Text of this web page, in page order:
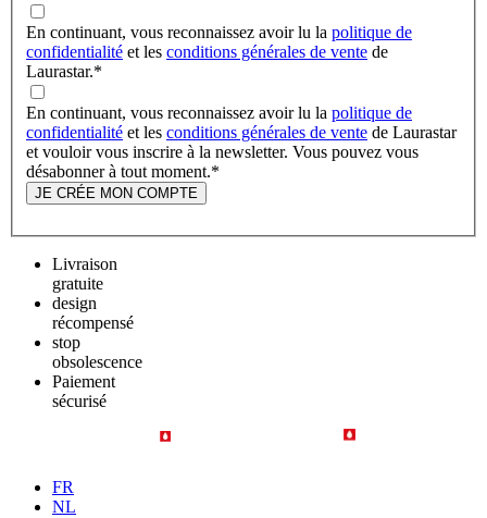
En continuant, vous reconnaissez avoir lu la politique de
confidentialité et les conditions générales de vente de
Laurastar.*
En continuant, vous reconnaissez avoir lu la politique de
confidentialité et les conditions générales de vente de Laurastar
et vouloir vous inscrire à la newsletter. Vous pouvez vous
désabonner à tout moment.*
JE CRÉE MON COMPTE
Livraison
gratuite
design
récompensé
stop
obsolescence
Paiement
sécurisé
FR
NL